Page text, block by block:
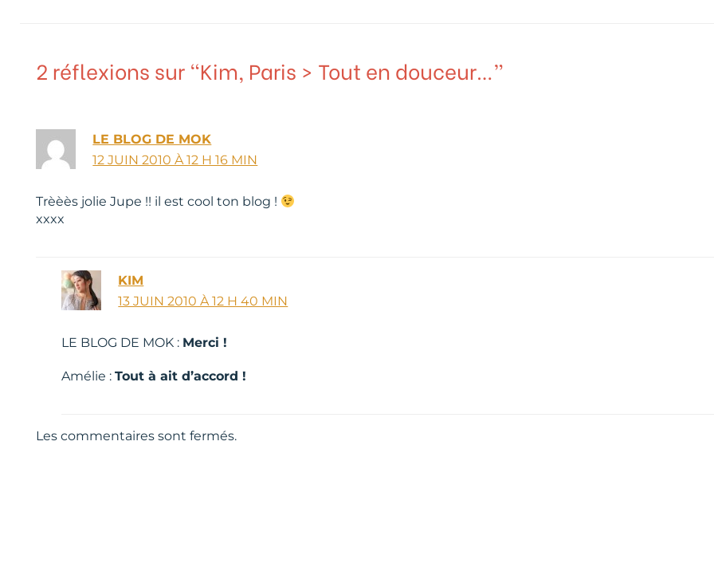
2 réflexions sur “Kim, Paris > Tout en douceur…”
LE BLOG DE MOK
12 JUIN 2010 À 12 H 16 MIN
Trèèès jolie Jupe !! il est cool ton blog !
xxxx
KIM
13 JUIN 2010 À 12 H 40 MIN
LE BLOG DE MOK : Merci !
Amélie : Tout à ait d’accord !
Les commentaires sont fermés.